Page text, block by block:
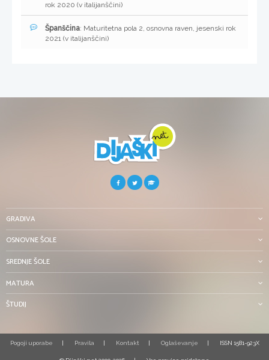
rok 2020 (v italijanščini)
Španščina: Maturitetna pola 2, osnovna raven, jesenski rok
2021 (v italijanščini)
GRADIVA
OSNOVNE ŠOLE
SREDNJE ŠOLE
MATURA
ŠTUDIJ
Pogoji uporabe Pravila Kontakt Oglaševanje ISSN 1581-923X